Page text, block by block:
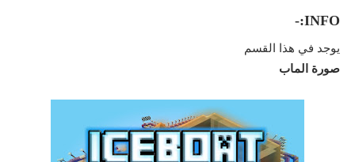
INFO:-
يوجد في هذا القسم
صورة الماب